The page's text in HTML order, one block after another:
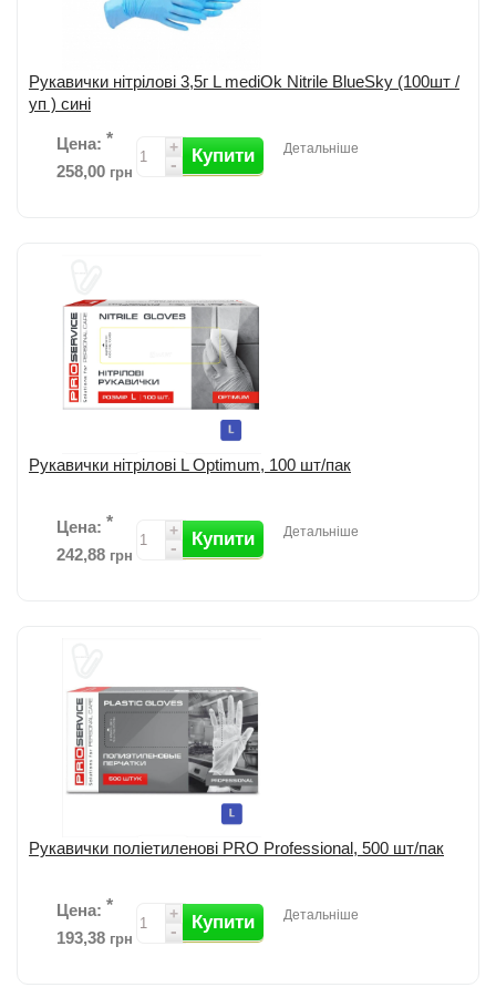
Рукавички нітрілові 3,5г L mediOk Nitrile BlueSky (100шт /
уп ) сині
Цена: *
258,00 грн
+
- Купити Детальніше
Текстуровані...детальніше
Додати до порівняння
Рукавички нітрілові L Optimum, 100 шт/пак
Цена: *
242,88 грн
+
- Купити Детальніше
високу стійкість до про...детальніше
Додати до порівняння
Рукавички поліетиленові PRO Professional, 500 шт/пак
Цена: *
193,38 грн
+
- Купити Детальніше